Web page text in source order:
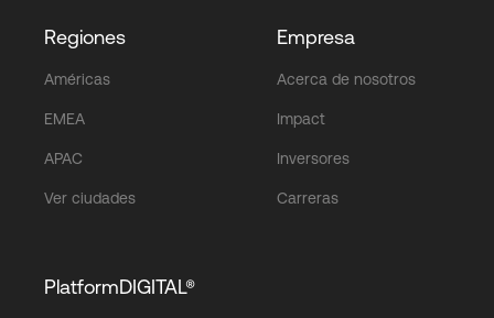
Regiones
Américas
EMEA
APAC
Ver ciudades
Empresa
Acerca de nosotros
Impact
Inversores
Carreras
PlatformDIGITAL®